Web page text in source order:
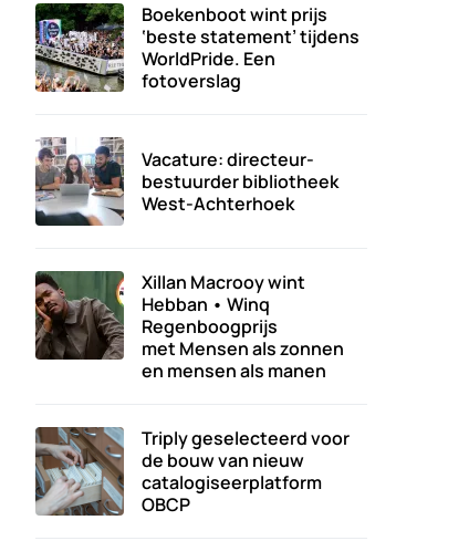
Boekenboot wint prijs
‘beste statement’ tijdens
WorldPride. Een
fotoverslag
Vacature: directeur-
bestuurder bibliotheek
West-Achterhoek
Xillan Macrooy wint
Hebban • Winq
Regenboogprijs
met Mensen als zonnen
en mensen als manen
Triply geselecteerd voor
de bouw van nieuw
catalogiseerplatform
OBCP